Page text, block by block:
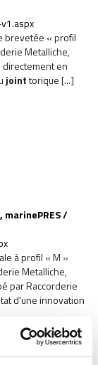
brevetée « profil
Metalliche,
en
jointtorique [...]
/
à profil « M »
Metalliche,
par Raccorderie
d'une innovation